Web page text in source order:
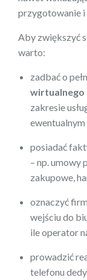
przygotowanie i
Aby zwiększyć
warto:
zadbać o
wirtualnego
zakresie
ewentualnym
posiadać
– np. umowy
zakupowe,
oznaczyć
wejściu do
ile operator
prowadzić
telefonu